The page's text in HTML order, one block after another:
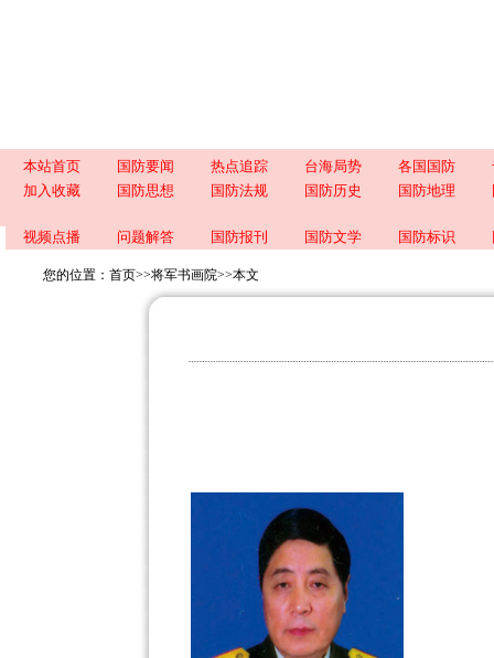
本站首页 国防要闻 热点追踪 台海局势 各国国防
加入收藏
国防思想 国防法规 国防历史 国防地理
视频点播 问题解答 国防报刊 国防文学 国防标识
您的位置： 首页>>将军书画院>>本文